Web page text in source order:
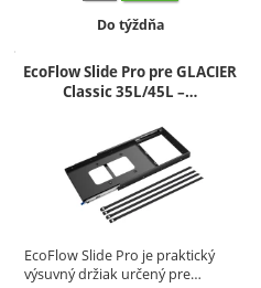
Dostupnosť:
Do týždňa
EcoFlow Slide Pro pre GLACIER
Classic 35L/45L –…
EcoFlow Slide Pro je praktický
výsuvný držiak určený pre…